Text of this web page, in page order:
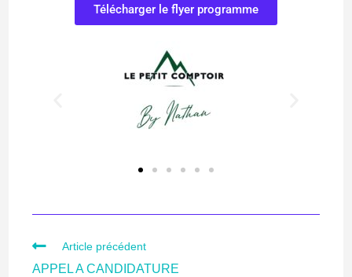
Télécharger le flyer programme
Article précédent
APPEL A CANDIDATURE